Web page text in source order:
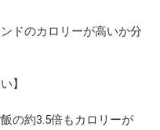
ドのカロリーが高いか分
】
の約3.5倍もカロリーが